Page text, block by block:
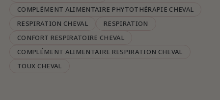
COMPLÉMENT ALIMENTAIRE PHYTOTHÉRAPIE CHEVAL
RESPIRATION CHEVAL
RESPIRATION
CONFORT RESPIRATOIRE CHEVAL
COMPLÉMENT ALIMENTAIRE RESPIRATION CHEVAL
TOUX CHEVAL